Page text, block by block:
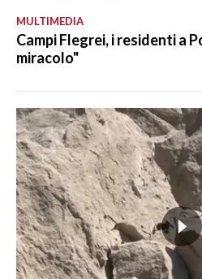
MULTIMEDIA
Campi Flegrei, i residenti a
miracolo"